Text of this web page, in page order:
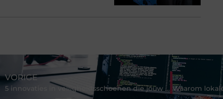
VORIGE
5 innovaties in veiligheidsschoenen die jouw werkdag lichter maken